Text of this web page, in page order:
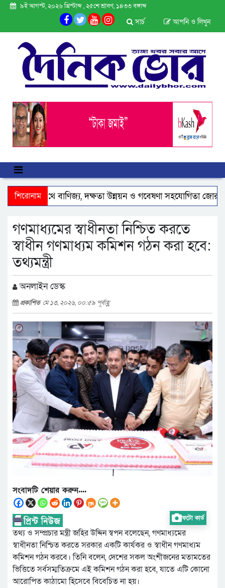
৯ই আগস্ট, ২০২৬ খ্রিস্টাব্দ , ২৫শে শ্রাবণ, ১৪৩৩ বঙ্গাব্দ
আপনি ও লিখুন
সার্চ
শিরোনাম
সাথে বাণিজ্য, দক্ষতা উন্নয়ন ও গবেষণা সহযোগিতা জোরদারে
গণমাধ্যমের স্বাধীনতা নিশ্চিত করতে
স্বাধীন গণমাধ্যম কমিশন গঠন করা হবে:
তথ্যমন্ত্রী
অনলাইন ডেস্ক
প্রকাশিত মে ১৩, ২০২৬, ০০:৫৯ পূর্বাহ্ণ
ফটো কার্ড
সংবাদটি শেয়ার করুন....
তথ্য ও সম্প্রচার মন্ত্রী জহির উদ্দিন স্বপন বলেছেন, গণমাধ্যমের
স্বাধীনতা নিশ্চিত করতে সরকার একটি কার্যকর ও স্বাধীন গণমাধ্যম
কমিশন গঠন করবে। তিনি বলেন, দেশের সকল অংশীজনের মতামতের
ভিত্তিতে সর্বসম্মতিক্রমে এই কমিশন গঠন করা হবে, যাতে এটি কোনো
আরোপিত কাঠামো হিসেবে বিবেচিত না হয়।